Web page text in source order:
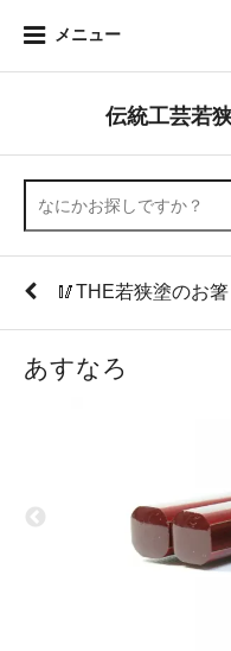
メニュー
伝統工芸若
🥢THE若狭塗のお箸
あすなろ